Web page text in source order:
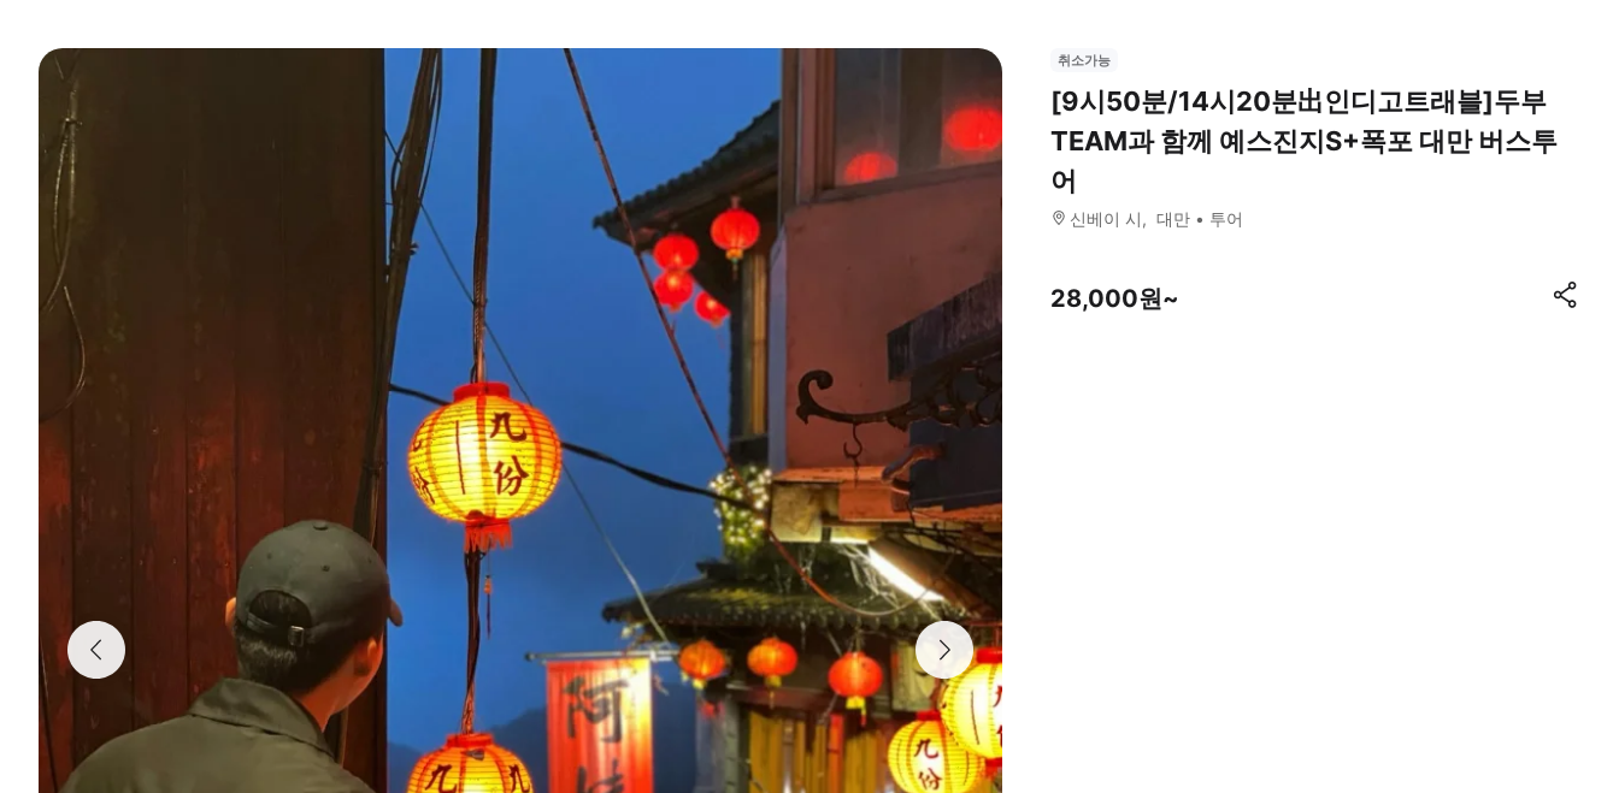
취소가능
[9시50분/14시20분出인디고트래블]두부
TEAM과 함께 예스진지S+폭포 대만 버스투
어
신베이 시 대만 투어
28,000원~